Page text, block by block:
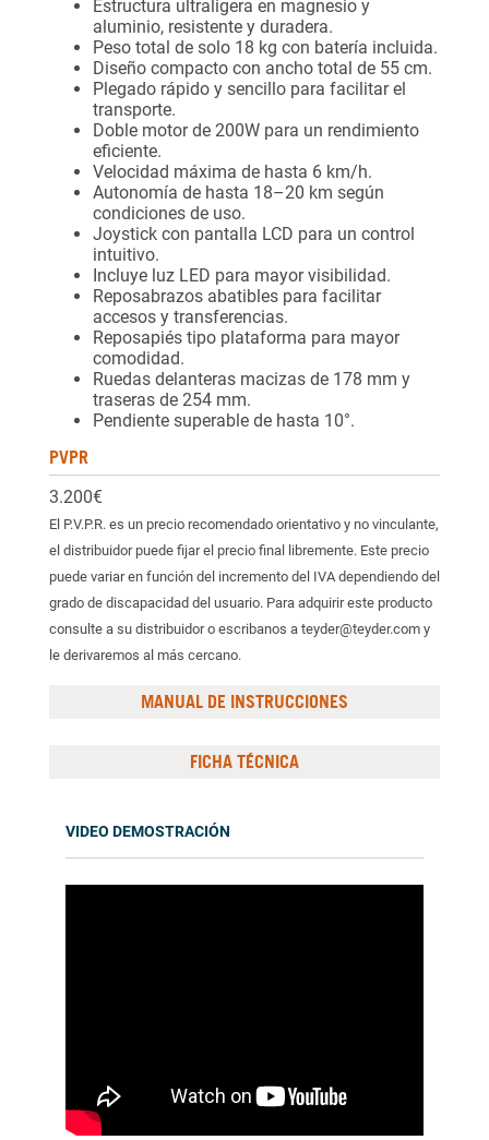
Estructura ultraligera en magnesio y
aluminio, resistente y duradera.
Peso total de solo 18 kg con batería incluida.
Diseño compacto con ancho total de 55 cm.
Plegado rápido y sencillo para facilitar el
transporte.
Doble motor de 200W para un rendimiento
eficiente.
Velocidad máxima de hasta 6 km/h.
Autonomía de hasta 18–20 km según
condiciones de uso.
Joystick con pantalla LCD para un control
intuitivo.
Incluye luz LED para mayor visibilidad.
Reposabrazos abatibles para facilitar
accesos y transferencias.
Reposapiés tipo plataforma para mayor
comodidad.
Ruedas delanteras macizas de 178 mm y
traseras de 254 mm.
Pendiente superable de hasta 10°.
PVPR
3.200€
El P.V.P.R. es un precio recomendado orientativo y no vinculante,
el distribuidor puede fijar el precio final libremente. Este precio
puede variar en función del incremento del IVA dependiendo del
grado de discapacidad del usuario. Para adquirir este producto
consulte a su distribuidor o escribanos a teyder@teyder.com y
le derivaremos al más cercano.
MANUAL DE INSTRUCCIONES
FICHA TÉCNICA
VIDEO DEMOSTRACIÓN